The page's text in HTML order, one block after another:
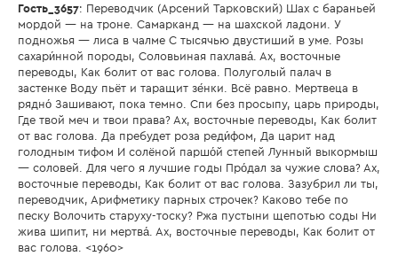
Гость_3657: Переводчик (Арсений Тарковский) Шах с бараньей
мордой — на троне. Самарканд — на шахской ладони. У
подножья — лиса в чалме С тысячью двустиший в уме. Розы
сахари́нной породы, Соловьиная пахлава́. Ах, восточные
переводы, Как болит от вас голова. Полуголый палач в
застенке Воду пьёт и таращит зе́нки. Всё равно. Мертвеца в
рядно́ Зашивают, пока темно. Спи без просыпу, царь природы,
Где твой меч и твои права? Ах, восточные переводы, Как болит
от вас голова. Да пребудет роза реди́фом, Да царит над
голодным тифом И солёной паршо́й степей Лунный выкормыш
— соловей. Для чего я лучшие годы Про́дал за чужие слова? Ах,
восточные переводы, Как болит от вас голова. Зазубрил ли ты,
переводчик, Арифметику парных строчек? Каково тебе по
песку Волочить старуху-тоску? Ржа пустыни щепотью соды Ни
жива шипит, ни мертва́. Ах, восточные переводы, Как болит от
вас голова. <1960>